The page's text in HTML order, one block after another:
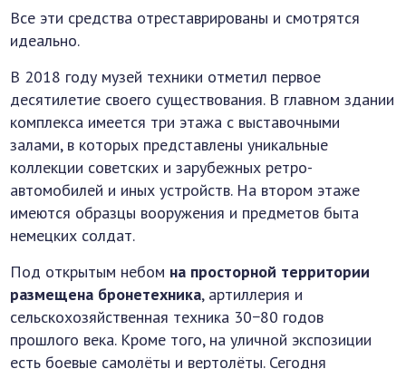
Все эти средства отреставрированы и смотрятся
идеально.
В 2018 году музей техники отметил первое
десятилетие своего существования. В главном здании
комплекса имеется три этажа с выставочными
залами, в которых представлены уникальные
коллекции советских и зарубежных ретро-
автомобилей и иных устройств. На втором этаже
имеются образцы вооружения и предметов быта
немецких солдат.
Под открытым небом на просторной территории
размещена бронетехника, артиллерия и
сельскохозяйственная техника 30−80 годов
прошлого века. Кроме того, на уличной экспозиции
есть боевые самолёты и вертолёты. Сегодня